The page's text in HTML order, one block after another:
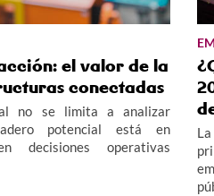
el valor de la
conectadas
no se limita a analizar
potencial está en
decisiones operativas